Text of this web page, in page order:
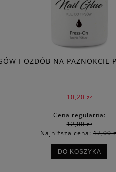
I OZDÓB NA PAZNOKCIE
10,20 zł
Cena regularna:
12,00 zł
Najniższa cena:12,00
DO KOSZYKA